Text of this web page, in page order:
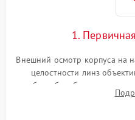
защиты от перегрева
Поломка системы защиты
1.
Внешний осмотр корпуса на
целостности линз
работы барабанчиков
параллакса и зума.